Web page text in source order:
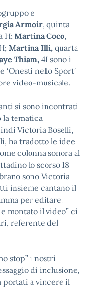
e
Armoir, quinta
H; Martina Coco,
Martina Illi, quarta
Thiam,4I sono i
nello Sport’
video-musicale.
si sono incontrati
la tematica
Victoria Boselli,
ha tradotto le idee
colonna sonora al
lo scorso 18
sono Victoria
insieme cantano il
per editare,
montato il video” ci
referente del
stop” i nostri
di inclusione,
portati a vincere il